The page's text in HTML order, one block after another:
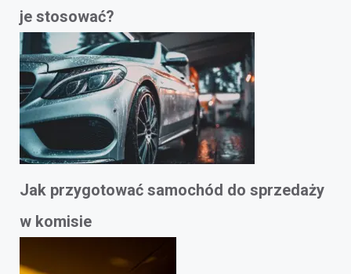
je stosować?
Jak przygotować samochód do sprzedaży
w komisie